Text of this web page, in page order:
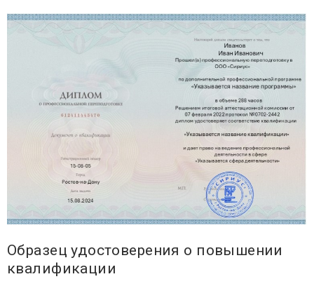
Образец удостоверения о повышении
квалификации